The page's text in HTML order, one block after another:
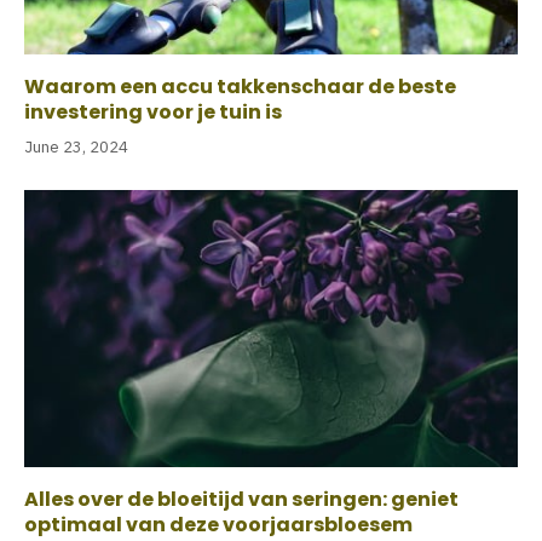
Waarom een accu takkenschaar de beste
investering voor je tuin is
June 23, 2024
Alles over de bloeitijd van seringen: geniet
optimaal van deze voorjaarsbloesem